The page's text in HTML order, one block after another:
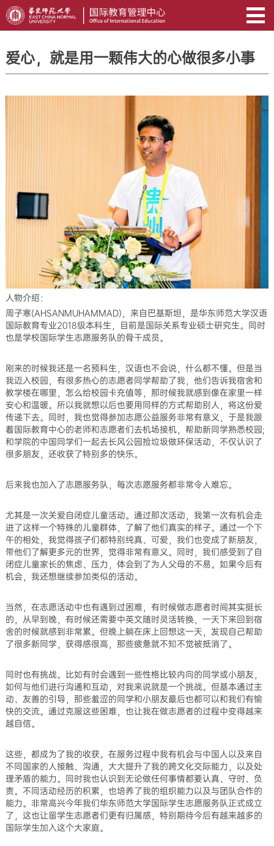
爱心，就是用一颗伟大的心做很多小事
人物介绍：
周子寒(AHSANMUHAMMAD)，来自巴基斯坦，是华东师范大学汉语
国际教育专业2018级本科生，目前是国际关系专业硕士研究生。同时
也是学校国际学生志愿服务队的骨干成员。
刚来的时候我还是一名预科生，汉语也不会说，什么都不懂。但是当
我迈入校园，有很多热心的志愿者同学帮助了我，他们告诉我宿舍和
教学楼在哪里，怎么给校园卡充值等，那时候我就感到像在家里一样
安心和温暖。所以我就想以后也要用同样的方式帮助别人，将这份爱
传递下去。同时，我也觉得参加志愿公益服务非常有意义，于是我跟
着国际教育中心的老师和志愿者们去机场接机，帮助新同学熟悉校园;
和学院的中国同学们一起去长风公园捡垃圾做环保活动，不仅认识了
很多朋友，还收获了特别多的快乐。
后来我也加入了志愿服务队，每次志愿服务都非常令人难忘。
尤其是一次关爱自闭症儿童活动。通过那次活动，我第一次有机会走
进了这样一个特殊的儿童群体，了解了他们真实的样子。通过一个下
午的相处，我觉得孩子们都特别纯真、可爱，我们也变成了新朋友，
带他们了解更多元的世界，觉得非常有意义。同时，我们感受到了自
闭症儿童家长的焦虑、压力，体会到了为人父母的不易。如果今后有
机会，我还想继续参加类似的活动。
当然，在志愿活动中也有遇到过困难，有时候做志愿者时间其实挺长
的，从早到晚，有时候还需要中英文随时灵活转换，一天下来回到宿
舍的时候就感到非常累。但晚上躺在床上回想这一天，发现自己帮助
了很多新同学，获得感很高，那些疲惫就不知不觉被抵消了。
同时也有挑战。比如有时会遇到一些性格比较内向的同学或小朋友，
如何与他们进行沟通和互动，对我来说就是一个挑战。但基本通过主
动、友善的引导，那些羞涩的同学和小朋友最后也都可以和我们有愉
快的交流。通过克服这些困难，也让我在做志愿者的过程中变得越来
越自信。
这些，都成为了我的收获。在服务过程中我有机会与中国人以及来自
不同国家的人接触、沟通，大大提升了我的跨文化交际能力，以及处
理矛盾的能力。同时我也认识到无论做任何事情都要认真、守时、负
责。不同活动经历的积累，也培养了我的组织能力以及与团队合作的
能力。非常高兴今年我们华东师范大学国际学生志愿服务队正式成立
了，这也让留学生志愿者们更有归属感，特别期待今后有越来越多的
国际学生加入这个大家庭。